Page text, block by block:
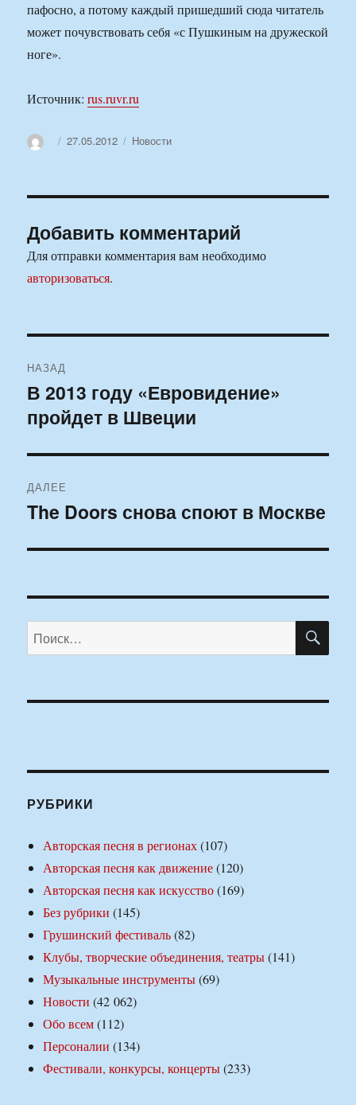
пафосно, а потому каждый пришедший сюда читатель
может почувствовать себя «с Пушкиным на дружеской
ноге».
Источник:rus.ruvr.ru
АвторОпубликовано
27.05.2012 Рубрики
Новости
Добавить комментарий
Для отправки комментария вам необходимо
авторизоваться.
по
записям
НАЗАД
Предыдущая
запись:
В 2013 году «Евровидение»
пройдет в Швеции
ДАЛЕЕ
Следующая
The Doors снова споют в Москве
Искать:
РУБРИКИ
Авторская песня в регионах(107)
Авторская песня как движение(120)
Авторская песня как искусство(169)
Без рубрики (145)
Грушинский фестиваль(82)
Клубы, творческие объединения, театры(141)
Музыкальные инструменты(69)
Новости (42 062)
Обо всем(112)
Персоналии (134)
Фестивали, конкурсы, концерты(233)